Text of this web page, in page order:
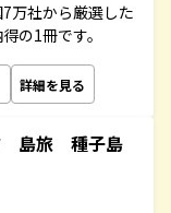
万社から厳選した
の1冊です。
詳細を見る
島旅 種子島